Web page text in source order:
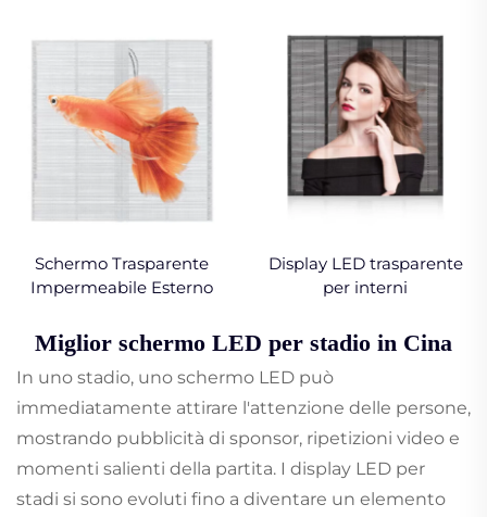
Schermo Trasparente
Impermeabile Esterno
Display LED trasparente
per interni
Miglior schermo LED per stadio in Cina
In uno stadio, uno schermo LED può
immediatamente attirare l'attenzione delle persone,
mostrando pubblicità di sponsor, ripetizioni video e
momenti salienti della partita. I display LED per
stadi si sono evoluti fino a diventare un elemento